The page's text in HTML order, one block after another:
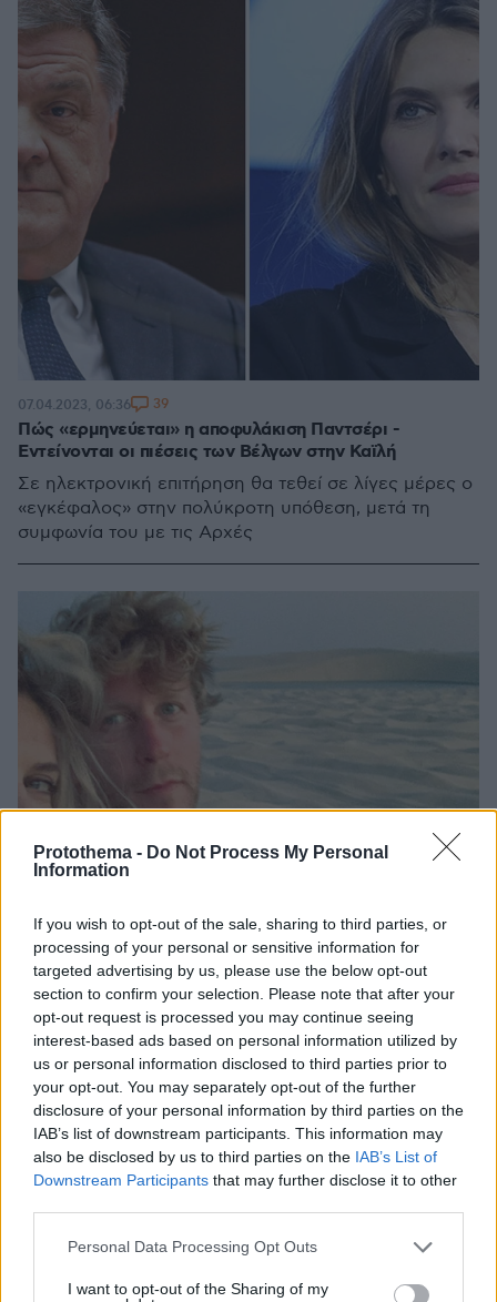
Protothema - Do Not Process My Personal
Information
If you wish to opt-out of the sale, sharing to third parties, or
processing of your personal or sensitive information for
targeted advertising by us, please use the below opt-out
section to confirm your selection. Please note that after your
opt-out request is processed you may continue seeing
interest-based ads based on personal information utilized by
us or personal information disclosed to third parties prior to
your opt-out. You may separately opt-out of the further
disclosure of your personal information by third parties on the
IAB’s list of downstream participants. This information may
also be disclosed by us to third parties on the IAB’s List of
Downstream Participants that may further disclose it to other
Please note that this website/app uses one or more Google
not limited to your visit or usage behaviour. You may click to
Personal Data Processing Opt Outs
I want to opt-out of the Sharing of my
Πώς «ερμηνεύεται» η αποφυλάκιση Παντσέρι -
Εντείνονται οι πιέσεις των Βέλγων στην Καϊλή
Σε ηλεκτρονική επιτήρηση θα τεθεί σε λίγες μέρες ο
«εγκέφαλος» στην πολύκροτη υπόθεση, μετά τη
συμφωνία του με τις Αρχές
07.04.2023, 06:36 39
Corriere della Sera: Τούρκος δικηγόρος «κοντά» στον
Ερντογάν έδωσε €75.000 στον σύντροφο της Καϊλή
Ο ρόλος της εταιρείας Equality consultancy και η
κατάθεση του Τζόρτζι για τον «Παλαιστίνιο»
09.03.2023, 10:12